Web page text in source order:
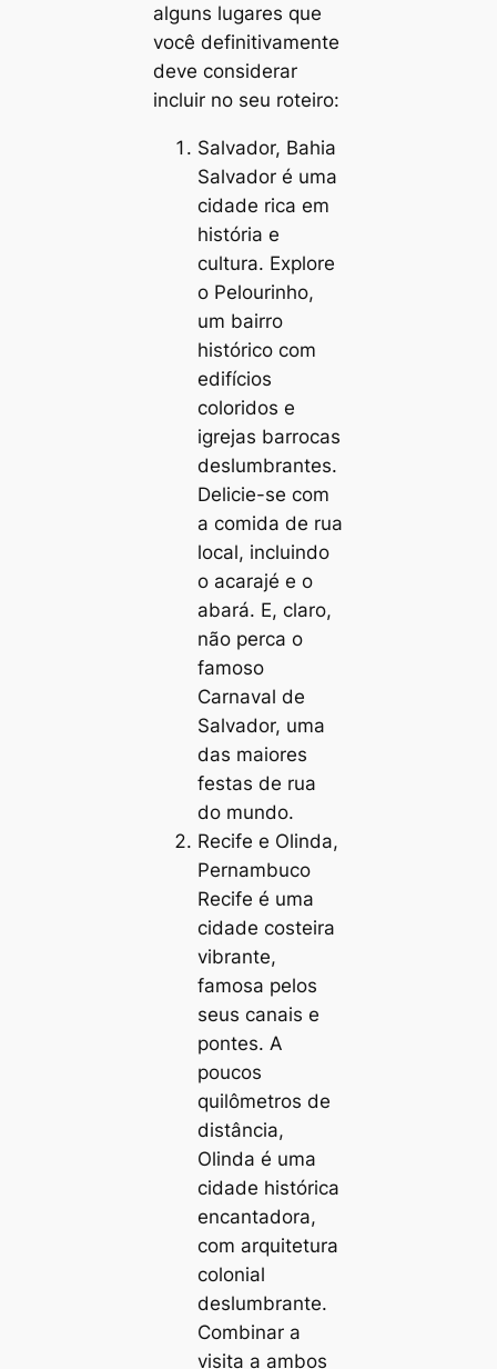
alguns lugares que
você definitivamente
deve considerar
incluir no seu roteiro:
Salvador, Bahia
Salvador é uma
cidade rica em
história e
cultura. Explore
o Pelourinho,
um bairro
histórico com
edifícios
coloridos e
igrejas barrocas
deslumbrantes.
Delicie-se com
a comida de rua
local, incluindo
o acarajé e o
abará. E, claro,
não perca o
famoso
Carnaval de
Salvador, uma
das maiores
festas de rua
do mundo.
Recife e Olinda,
Pernambuco
Recife é uma
cidade costeira
vibrante,
famosa pelos
seus canais e
pontes. A
poucos
quilômetros de
distância,
Olinda é uma
cidade histórica
encantadora,
com arquitetura
colonial
deslumbrante.
Combinar a
visita a ambos